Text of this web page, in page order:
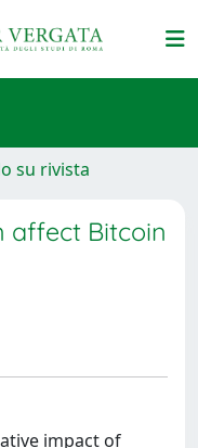
su rivista
affect Bitcoin
impact of